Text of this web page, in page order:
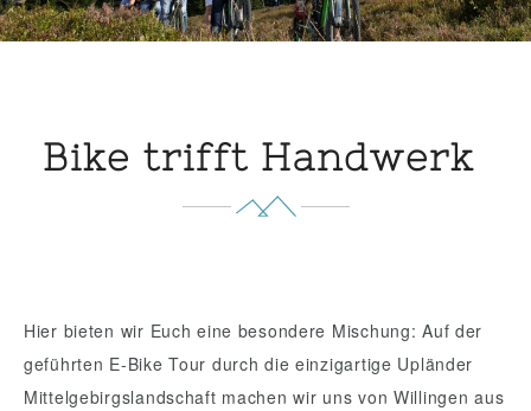
Bike trifft Handwerk
Hier bieten wir Euch eine besondere Mischung: Auf der
geführten E-Bike Tour durch die einzigartige Upländer
Mittelgebirgslandschaft machen wir uns von Willingen aus